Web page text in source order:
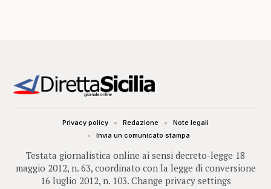
Testata giornalistica online ai sensi decreto-legge 18
maggio 2012, n. 63, coordinato con la legge di conversione
16 luglio 2012, n. 103. Change privacy settings
Privacy policy Redazione
Note legali
Invia un comunicato stampa